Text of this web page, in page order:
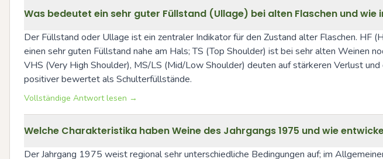
Was bedeutet ein sehr guter Füllstand (Ullage) bei alten Flaschen und wie
Der Füllstand oder Ullage ist ein zentraler Indikator für den Zustand alter Flaschen. HF
einen sehr guten Füllstand nahe am Hals; TS (Top Shoulder) ist bei sehr alten Weinen
VHS (Very High Shoulder), MS/LS (Mid/Low Shoulder) deuten auf stärkeren Verlust
positiver bewertet als Schulterfüllstände.
Vollständige Antwort lesen →
Welche Charakteristika haben Weine des Jahrgangs 1975 und wie
Der Jahrgang 1975 weist regional sehr unterschiedliche Bedingungen auf; im